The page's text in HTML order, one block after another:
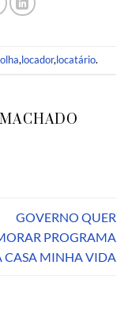
,locador,locatário.
GOVERNO QUER
PROGRAMA
CASA MINHA VIDA